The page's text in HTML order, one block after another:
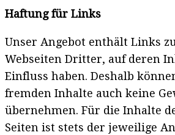
Haftung für Links
Unser Angebot enthält Links
Webseiten Dritter, auf deren
Einfluss haben. Deshalb
fremden Inhalte auch keine
übernehmen. Für die Inhalte
Seiten ist stets der jeweilige